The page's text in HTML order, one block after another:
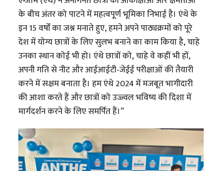
के बीच अंतर को पाटने में महत्वपूर्ण भूमिका निभाई है। एंथे के
इन 15 वर्षों का जश्न मनाते हुए, हमने अपने पाठ्यक्रमों को पूरे
देश में योग्य छात्रों के लिए सुलभ बनाने का काम किया है, चाहे
उनका स्थान कोई भी हो। एंथे छात्रों को, चाहे वे कहीं भी हों,
अपनी गति से नीट और आईआईटी-जेईई परीक्षाओं की तैयारी
करने में सक्षम बनाता है। हम एंथे 2024 में मजबूत भागीदारी
की आशा करते हैं और छात्रों को उज्ज्वल भविष्य की दिशा में
मार्गदर्शन करने के लिए समर्पित हैं।”